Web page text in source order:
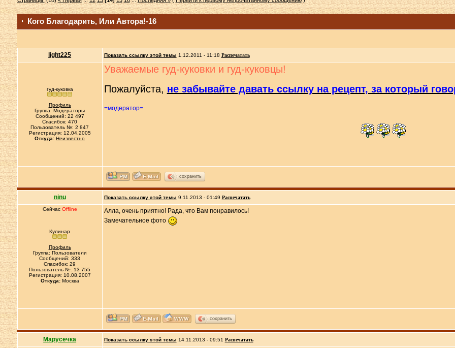
Кого Благодарить, Или Автора!-16
light225 Показать ссылку этой темы 1.12.2011 - 11:18 Распечатать
гуд-куковка
Профиль
Группа: Модераторы
Сообщений: 22 497
Спасибок: 470
Пользователь №: 2 847
Регистрация: 12.04.2005
Откуда: Неизвестно
Уважаемые гуд-куковки и гуд-куковцы!
Пожалуйста, не забывайте давать ссылку на рецепт, за который
=модератор=
сохранить
ninu Показать ссылку этой темы 9.11.2013 - 01:49 Распечатать
Сейчас Offline
Кулинар
Профиль
Группа: Пользователи
Сообщений: 333
Спасибок: 29
Пользователь №: 13 755
Регистрация: 10.08.2007
Откуда:Москва
Алла, очень приятно! Рада, что Вам понравилось!
Замечательное фото
сохранить
Марусечка Показать ссылку этой темы 14.11.2013 - 09:51 Распечатать